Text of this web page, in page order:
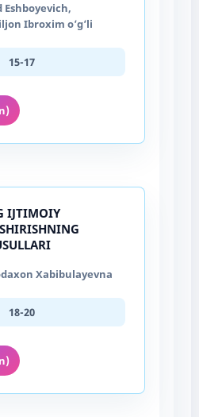
Eshboyevich,
Ibroxim o‘g‘li
15-17
IJTIMOIY
Xabibulayevna
18-20